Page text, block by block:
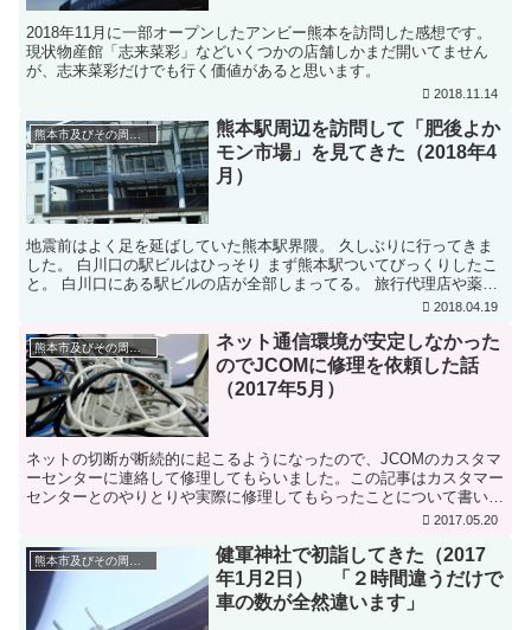
2018年11月に一部オープンしたアンビー熊本を訪問した感想です。
現状物産館「志来菜彩」などいくつかの店舗しかまだ開いてません
が、志来菜彩だけでも行く価値があると思います。
2018.11.14
熊本市及びその周辺地域の話題
熊本駅周辺を訪問して「肥後よか
モン市場」を見てきた（2018年4
月）
地震前はよく足を延ばしていた熊本駅界隈。 久しぶりに行ってきま
した。 白川口の駅ビルはひっそり まず熊本駅ついてびっくりしたこ
と。 白川口にある駅ビルの店が全部しまってる。 旅行代理店や薬局
2018.04.19
熊本市及びその周辺地域の話題
ネット通信環境が安定しなかった
のでJCOMに修理を依頼した話
（2017年5月）
ネットの切断が断続的に起こるようになったので、JCOMのカスタマ
ーセンターに連絡して修理してもらいました。この記事はカスタマー
センターとのやりとりや実際に修理してもらったことについて書いて
2017.05.20
健軍神社で初詣してきた（2017
年1月2日） 「２時間違うだけで
車の数が全然違います」